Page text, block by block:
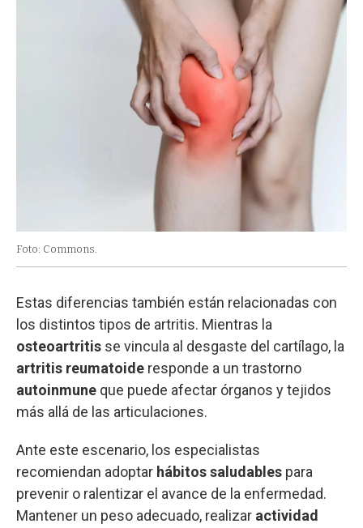
Foto: Commons.
Estas diferencias también están relacionadas con
los distintos tipos de artritis. Mientras la
osteoartritis se vincula al desgaste del cartílago, la
artritis reumatoide responde a un trastorno
autoinmune que puede afectar órganos y tejidos
más allá de las articulaciones.
Ante este escenario, los especialistas
recomiendan adoptar hábitos saludables para
prevenir o ralentizar el avance de la enfermedad.
Mantener un peso adecuado, realizar actividad